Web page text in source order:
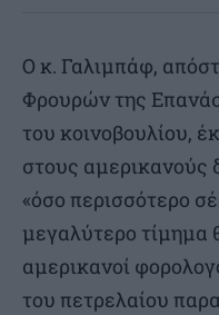
Ο κ. Γαλιμπάφ,
Φρουρών της
του κοινοβουλίου,
στους αμερικανούς
«όσο περισσότερο
μεγαλύτερο τίμημα
αμερικανοί
του πετρελαίου